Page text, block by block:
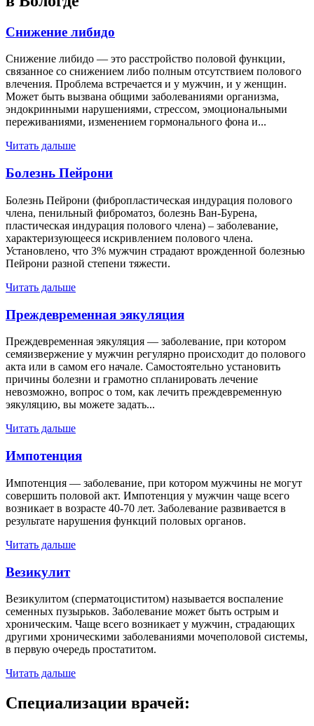
Снижение либидо
Снижение либидо — это расстройство половой функции,
связанное со снижением либо полным отсутствием полового
влечения. Проблема встречается и у мужчин, и у женщин.
Может быть вызвана общими заболеваниями организма,
эндокринными нарушениями, стрессом, эмоциональными
переживаниями, изменением гормонального фона и...
Читать дальше
Болезнь Пейрони
Болезнь Пейрони (фибропластическая индурация полового
члена, пенильный фиброматоз, болезнь Ван-Бурена,
пластическая индурация полового члена) – заболевание,
характеризующееся искривлением полового члена.
Установлено, что 3% мужчин страдают врожденной болезнью
Пейрони разной степени тяжести.
Читать дальше
Преждевременная эякуляция
Преждевременная эякуляция — заболевание, при котором
семяизвержение у мужчин регулярно происходит до полового
акта или в самом его начале. Самостоятельно установить
причины болезни и грамотно спланировать лечение
невозможно, вопрос о том, как лечить преждевременную
эякуляцию, вы можете задать...
Читать дальше
Импотенция
Импотенция — заболевание, при котором мужчины не могут
совершить половой акт. Импотенция у мужчин чаще всего
возникает в возрасте 40-70 лет. Заболевание развивается в
результате нарушения функций половых органов.
Читать дальше
Везикулит
Везикулитом (сперматоциститом) называется воспаление
семенных пузырьков. Заболевание может быть острым и
хроническим. Чаще всего возникает у мужчин, страдающих
другими хроническими заболеваниями мочеполовой системы,
в первую очередь простатитом.
Читать дальше
Специализации врачей: